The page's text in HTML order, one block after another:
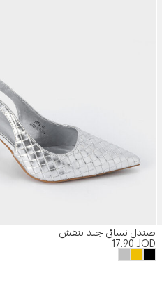
صندل نسائي جلد بنقش
17.90JOD